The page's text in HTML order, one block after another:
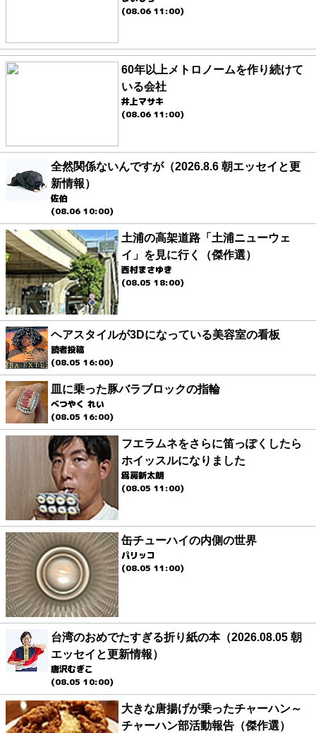
(08.06 11:00)
60年以上メトロノームを作り続けて
いる会社
井上マサキ
(08.06 11:00)
全然関係ないんですが（2026.8.6 朝エッセイと更
新情報）
佐伯
(08.06 10:00)
土浦の高架道路「土浦ニューウェ
イ」を見に行く（傑作選）
西村まさゆき
(08.05 18:00)
ヘアスタイルが3Dになっている美容室の看板
読者投稿
(08.05 16:00)
皿に乗った豚バラブロックの指輪
べつやく れい
(08.05 16:00)
フエラムネをさらに笛っぽくしたら
ホイッスルになりました
爲房新太朗
(08.05 11:00)
缶チューハイの内側の世界
パリッコ
(08.05 11:00)
台湾のおめでたすぎる折り紙の本（2026.08.05 朝
エッセイと更新情報）
唐沢むぎこ
(08.05 10:00)
大きな唐揚げが乗ったチャーハン～
チャーハン部活動報告（傑作選）